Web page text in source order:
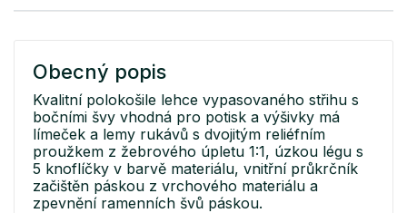
Obecný popis
Kvalitní polokošile lehce vypasovaného střihu s
bočními švy vhodná pro potisk a výšivky má
límeček a lemy rukávů s dvojitým reliéfním
proužkem z žebrového úpletu 1:1, úzkou légu s
5 knoflíčky v barvě materiálu, vnitřní průkrčník
začištěn páskou z vrchového materiálu a
zpevnění ramenních švů páskou.